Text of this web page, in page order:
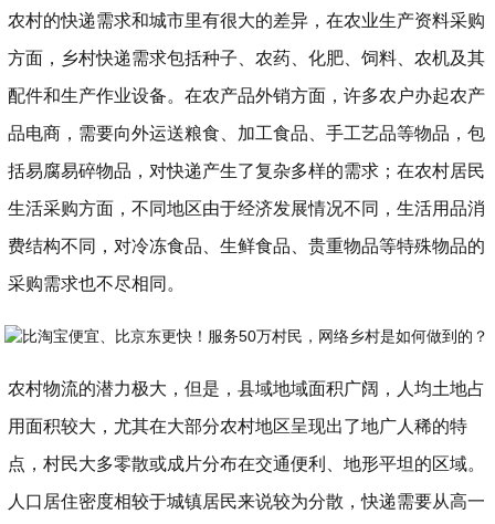
农村的快递需求和城市里有很大的差异，在农业生产资料采购
方面，乡村快递需求包括种子、农药、化肥、饲料、农机及其
配件和生产作业设备。在农产品外销方面，许多农户办起农产
品电商，需要向外运送粮食、加工食品、手工艺品等物品，包
括易腐易碎物品，对快递产生了复杂多样的需求；在农村居民
生活采购方面，不同地区由于经济发展情况不同，生活用品消
费结构不同，对冷冻食品、生鲜食品、贵重物品等特殊物品的
采购需求也不尽相同。
农村物流的潜力极大，但是，县域地域面积广阔，人均土地占
用面积较大，尤其在大部分农村地区呈现出了地广人稀的特
点，村民大多零散或成片分布在交通便利、地形平坦的区域。
人口居住密度相较于城镇居民来说较为分散，快递需要从高一